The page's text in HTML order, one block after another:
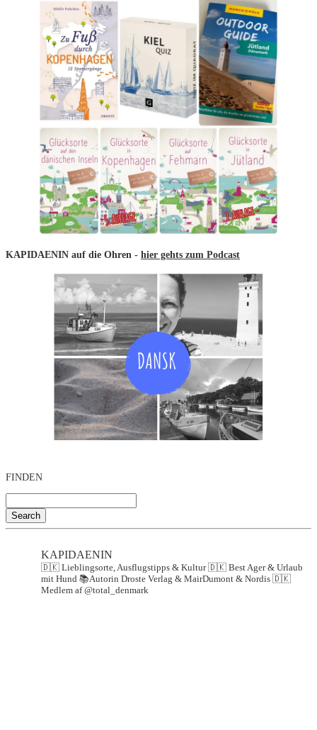
KAPIDAENIN auf die Ohren - hier gehts zum Podcast
FINDEN
Search
KAPIDAENIN
🇩🇰 Lieblingsorte, Ausflugstipps & Kultur🇩🇰 Best Ager & Urlaub
mit Hund 📚Autorin Droste Verlag & MairDumont & Nordis 🇩🇰
Medlem af @total_denmark